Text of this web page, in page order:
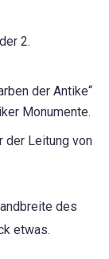
2.
der Antike“
Monumente.
der Leitung von
des
etwas.